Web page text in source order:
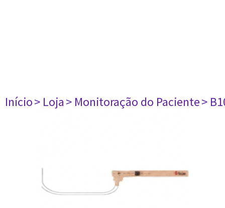
Início> Loja> Monitoração do Paciente>